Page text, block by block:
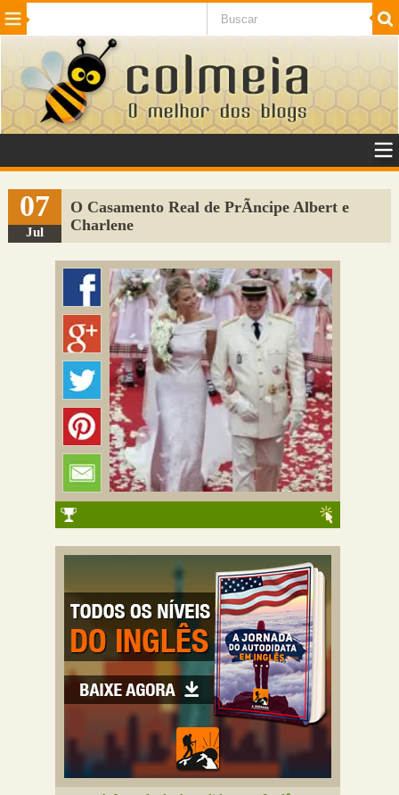
Beleza Cinema e TV
Internet Jogos NotÃ­cias SaÃºde
VeÃ­culos Adulto
Sugerir Link
Adicionar Blog
Colmeia Exchange
Perguntas Frequentes
07
Jul
O Casamento Real de PrÃ­ncipe Albert e
Charlene